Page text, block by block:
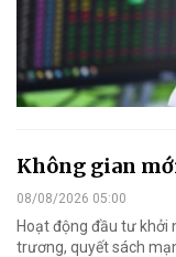
Không gian
08/08/2026 05:00
Hoạt động đầu tư khởi
trương, quyết sách